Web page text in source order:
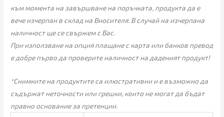
към момента на завършване на поръчката, продукта да е
вече изчерпан в склад на Вносителя. В случай на изчерпана
наличност ще се свържем с Вас.
При използване на опция плащане с карта или банков превод
е добре първо да проверите наличност на даденият продукт!
*Снимките на продуктите са илюстративни и е възможно да
съдържат неточности или грешки, които не могат да бъдат
правно основание за претенции.